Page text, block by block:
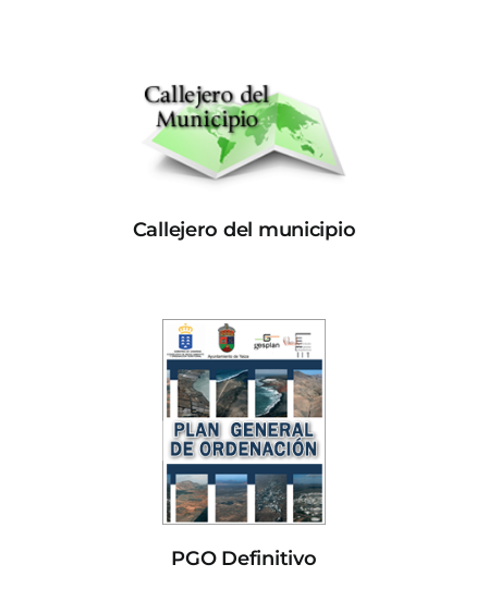
Callejero del municipio
PGO Definitivo